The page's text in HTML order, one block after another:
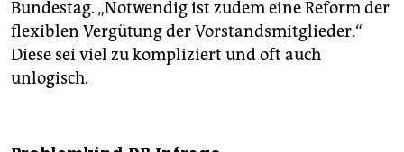
Bundestag. „Notwendig ist zudem eine Reform der
flexiblen Vergütung der Vorstandsmitglieder.“
Diese sei viel zu kompliziert und oft auch
unlogisch.